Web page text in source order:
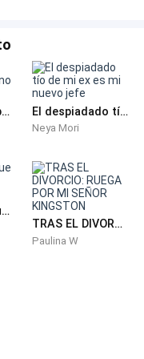
hacia atrás,
por poco ella no le
abruptamente
ella estaba que
mandíbulas
fija en su novio de
EX, Tu Novia Abandonada ya no te Quiere El despiadado tío de mi ex es mi nuevo jefe
Neya Mori
El Millonario que rogó por mi Perdón
TRAS EL DIVORCIO: RUEGA POR MI SEÑOR KINGSTON
Paulina W